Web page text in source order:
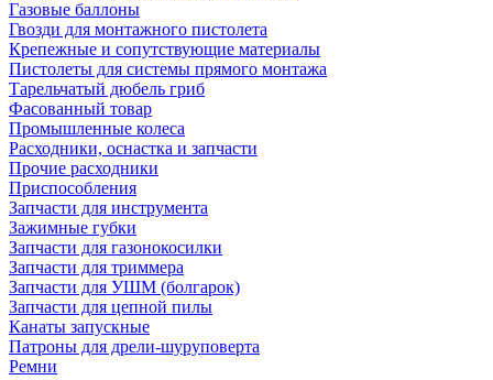
Газовые баллоны
Гвозди для монтажного пистолета
Крепежные и сопутствующие материалы
Пистолеты для системы прямого монтажа
Тарельчатый дюбель гриб
Фасованный товар
Промышленные колеса
Расходники, оснастка и запчасти
Прочие расходники
Приспособления
Запчасти для инструмента
Зажимные губки
Запчасти для газонокосилки
Запчасти для триммера
Запчасти для УШМ (болгарок)
Запчасти для цепной пилы
Канаты запускные
Патроны для дрели-шуруповерта
Ремни